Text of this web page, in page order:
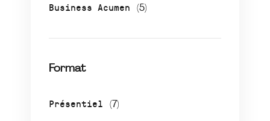
Business Acumen (5)
Format
Présentiel (7)